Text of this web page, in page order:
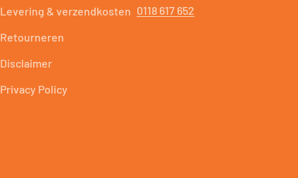
Levering & verzendkosten
Retourneren
Disclaimer
Privacy Policy
0118 617 652